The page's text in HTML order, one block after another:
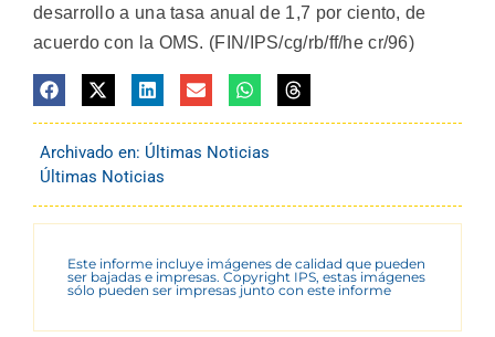
desarrollo a una tasa anual de 1,7 por ciento, de
acuerdo con la OMS. (FIN/IPS/cg/rb/ff/he cr/96)
Archivado en: Últimas Noticias
Últimas Noticias
Este informe incluye imágenes de calidad que pueden
ser bajadas e impresas. Copyright IPS, estas imágenes
sólo pueden ser impresas junto con este informe